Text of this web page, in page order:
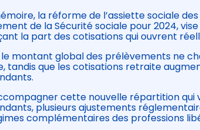
la réforme de l’assiette sociale
de la Sécurité sociale pour 2024,
la part des cotisations qui ouvrent
le montant global des prélèvements ne
tandis que les cotisations retraite
cette nouvelle répartition qui
plusieurs ajustements
complémentaires des professions